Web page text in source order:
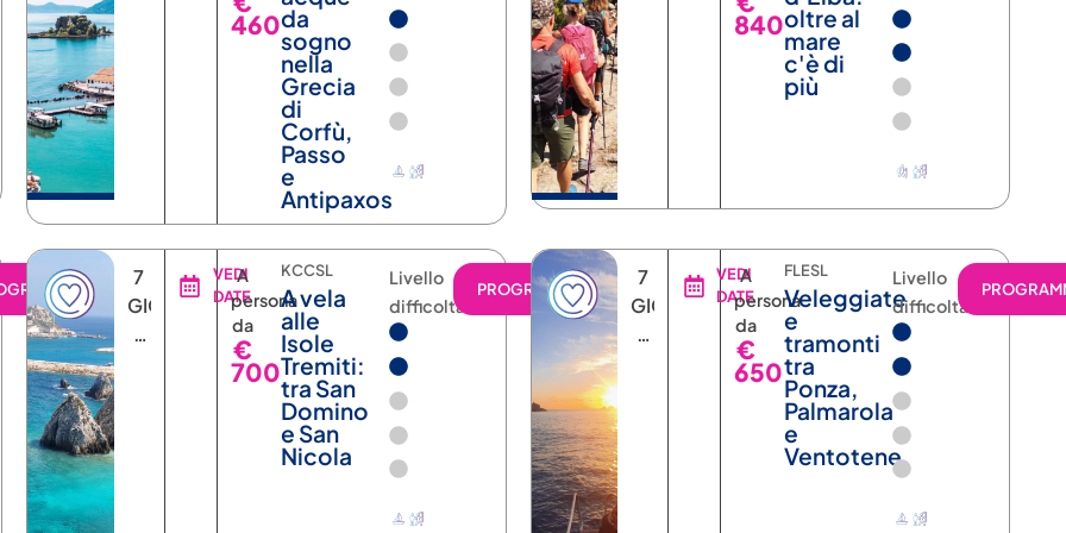
460da
sogno
nella
Grecia
di
Corfù,
Passo
e
Antipaxos
840oltre al
mare
c'è di
più
7
GIORNI
6
VEDI
DATE
A
persona
da
€
700
KCCSL
A vela
alle
Isole
Tremiti:
tra San
Domino
e San
Nicola
Livello
difficoltà
PROGRAMMA
7
GIORNI
6
VEDI
DATE
A
persona
da
€
650
FLESL
Veleggiate
e
tramonti
tra
Ponza,
Palmarola
e
Ventotene
Livello
difficoltà